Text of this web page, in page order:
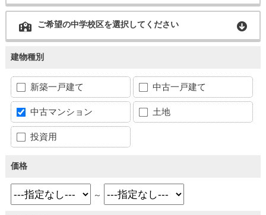
ご希望の中学校区を選択してください
建物種別
新築一戸建て 中古一戸建て
中古マンション 土地
投資用
価格
～